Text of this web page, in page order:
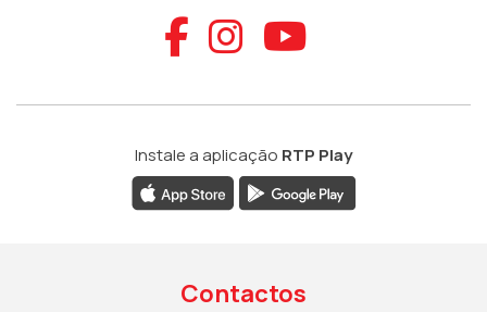
Aceder ao
Aceder ao
Aceder
Instale a aplicação RTP Play
Contactos